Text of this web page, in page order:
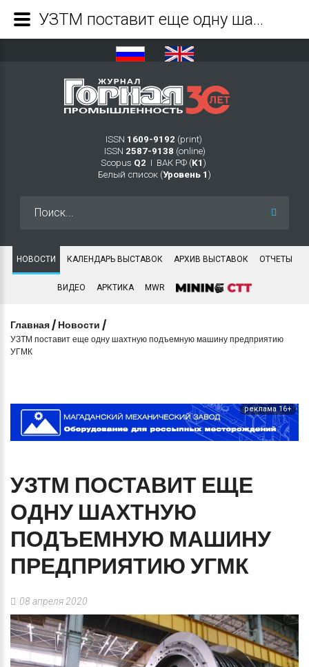
ISSN 1609-9192 (print)
ISSN 2587-9138 (online)
Scopus Q2 Ι ВАК РФ (K1 )
Белый список (Уровень 1 )
НОВОСТИ КАЛЕНДАРЬ ВЫСТАВОК АРХИВ ВЫСТАВОК ОТЧЕТЫ
ВИДЕО АРКТИКА MWR
Главная / Новости /
УЗТМ поставит еще одну шахтную подъемную машину предприятию
УГМК
реклама 16+
УЗТМ ПОСТАВИТ ЕЩЕ
ОДНУ ШАХТНУЮ
ПОДЪЕМНУЮ МАШИНУ
ПРЕДПРИЯТИЮУГМК
08 апреля 2020
УЗТМ поставит еще одну шахтную подъемную машину предприятию УГМК - Журнал Горная промышленность